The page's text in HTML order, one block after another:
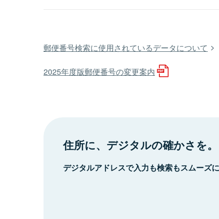
郵便番号検索に使用されているデータについて
2025年度版郵便番号の変更案内
住所に、デジタルの確かさを。
デジタルアドレスで入力も検索もスムーズ